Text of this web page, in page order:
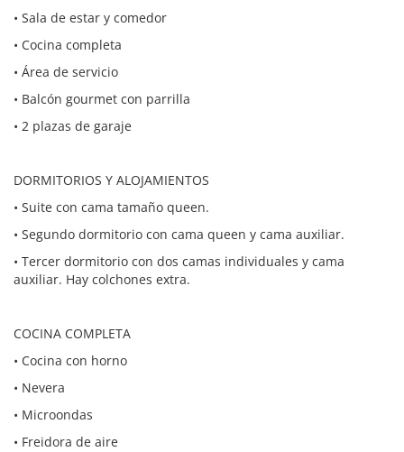
• Sala de estar y comedor
• Cocina completa
• Área de servicio
• Balcón gourmet con parrilla
• 2 plazas de garaje
DORMITORIOS Y ALOJAMIENTOS
• Suite con cama tamaño queen.
• Segundo dormitorio con cama queen y cama auxiliar.
• Tercer dormitorio con dos camas individuales y cama
auxiliar. Hay colchones extra.
COCINA COMPLETA
• Cocina con horno
• Nevera
• Microondas
• Freidora de aire